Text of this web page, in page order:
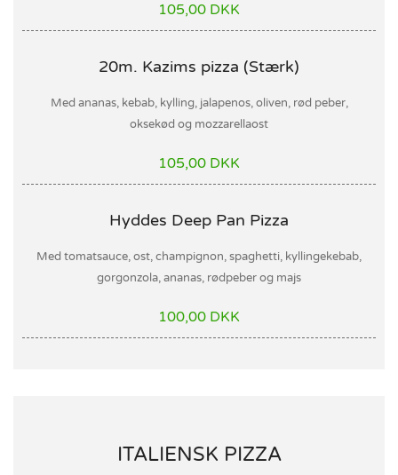
105,00 DKK
20m. Kazims pizza (Stærk)
Med ananas, kebab, kylling, jalapenos, oliven, rød peber,
oksekød og mozzarellaost
105,00 DKK
Hyddes Deep Pan Pizza
Med tomatsauce, ost, champignon, spaghetti, kyllingekebab,
gorgonzola, ananas, rødpeber og majs
100,00 DKK
ITALIENSK PIZZA